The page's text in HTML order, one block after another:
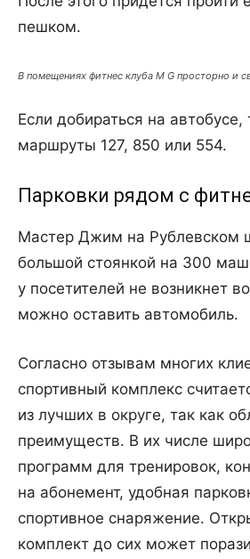
пешком.
В помещениях фитнес клуба M G просторно и
Если добираться на автобусе,
маршруты 127, 850 или 554.
Парковки рядом с
Мастер Джим на Рублевском
большой стоянкой на 300
у посетителей не возникнет
можно оставить автомобиль.
Согласно отзывам многих
спортивный комплекс
из лучших в округе, так как
преимуществ. В их числе
программ для тренировок,
на абонемент, удобная
спортивное снаряжение.
комплект до сих может